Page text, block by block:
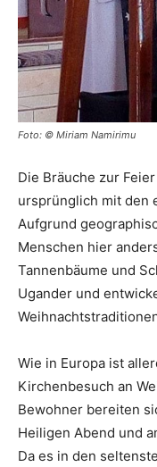
Foto: © Miriam Namirimu
Die Bräuche zur
ursprünglich mit den
Aufgrund
Menschen hier
Tannenbäume und
Ugander und
Wie in Europa ist
Kirchenbesuch an
Bewohner bereiten
Heiligen Abend und
Da es in den